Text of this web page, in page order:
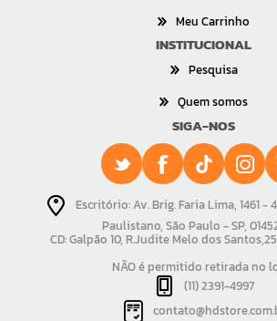
Meu Carrinho
INSTITUCIONAL
Pesquisa
Quem somos
SIGA-NOS
Escritório: Av. Brig. Faria Lima, 1461 -
Paulistano, São Paulo - SP,
CD: Galpão 10, R.Judite Melo dos
NÃO é permitido retirada no
(11) 2391-4997